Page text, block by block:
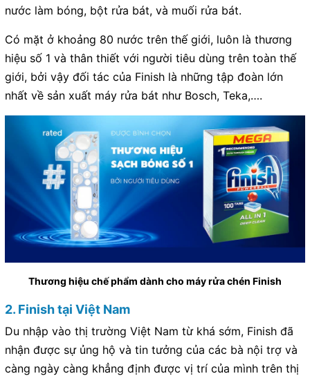
nước làm bóng, bột rửa bát, và muối rửa bát.
Có mặt ở khoảng 80 nước trên thế giới, luôn là thương
hiệu số 1 và thân thiết với người tiêu dùng trên toàn thế
giới, bởi vậy đối tác của Finish là những tập đoàn lớn
nhất về sản xuất máy rửa bát như Bosch, Teka,….
Thương hiệu chế phẩm dành cho máy rửa chén Finish
2. Finish tại Việt Nam
Du nhập vào thị trường Việt Nam từ khá sớm, Finish đã
nhận được sự ủng hộ và tin tưởng của các bà nội trợ và
càng ngày càng khẳng định được vị trí của mình trên thị